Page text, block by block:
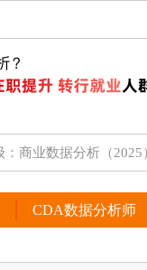
CDA数据分析师